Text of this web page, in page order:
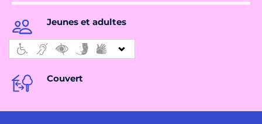
Jeunes et adultes
Couvert